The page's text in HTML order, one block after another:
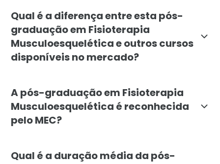
Qual é a diferença entre esta pós-
graduação em Fisioterapia
Musculoesquelética e outros cursos
disponíveis no mercado?
A pós-graduação em Fisioterapia
Musculoesquelética é reconhecida
pelo MEC?
Qual é a duração média da pós-